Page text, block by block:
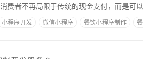
费者不再局限于传统的现金支付，而是可
小程序开发 微信小程序 餐饮小程序制作